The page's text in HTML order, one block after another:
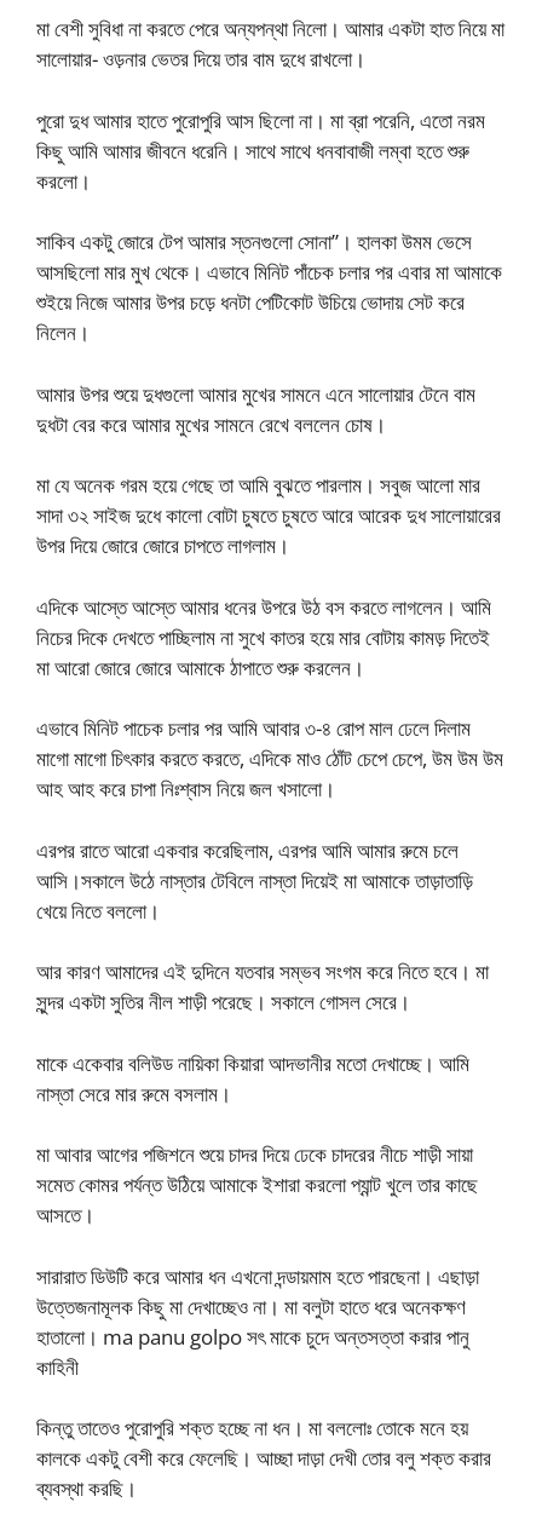
মা বেশী সুবিধা না করতে পেরে অন্যপন্থা নিলো। আমার একটা হাত নিয়ে মা
সালোয়ার- ওড়নার ভেতর দিয়ে তার বাম দুধে রাখলো।
পুরো দুধ আমার হাতে পুরোপুরি আস ছিলো না। মা ব্রা পরেনি, এতো নরম
কিছু আমি আমার জীবনে ধরেনি। সাথে সাথে ধনবাবাজী লম্বা হতে শুরু
করলো।
সাকিব একটু জোরে টেপ আমার স্তনগুলো সোনা”। হালকা উমম ভেসে
আসছিলো মার মুখ থেকে। এভাবে মিনিট পাঁচেক চলার পর এবার মা আমাকে
শুইয়ে নিজে আমার উপর চড়ে ধনটা পেটিকোট উচিয়ে ভোদায় সেট করে
নিলেন।
আমার উপর শুয়ে দুধগুলো আমার মুখের সামনে এনে সালোয়ার টেনে বাম
দুধটা বের করে আমার মুখের সামনে রেখে বললেন চোষ।
মা যে অনেক গরম হয়ে গেছে তা আমি বুঝতে পারলাম। সবুজ আলো মার
সাদা ৩২ সাইজ দুধে কালো বোটা চুষতে চুষতে আরে আরেক দুধ সালোয়ারের
উপর দিয়ে জোরে জোরে চাপতে লাগলাম।
এদিকে আস্তে আস্তে আমার ধনের উপরে উঠ বস করতে লাগলেন। আমি
নিচের দিকে দেখতে পাচ্ছিলাম না সুখে কাতর হয়ে মার বোটায় কামড় দিতেই
মা আরো জোরে জোরে আমাকে ঠাপাতে শুরু করলেন।
এভাবে মিনিট পাচেক চলার পর আমি আবার ৩-৪ রোপ মাল ঢেলে দিলাম
মাগো মাগো চিৎকার করতে করতে, এদিকে মাও ঠোঁট চেপে চেপে, উম উম উম
আহ আহ করে চাপা নিঃশ্বাস নিয়ে জল খসালো।
এরপর রাতে আরো একবার করেছিলাম, এরপর আমি আমার রুমে চলে
আসি।সকালে উঠে নাস্তার টেবিলে নাস্তা দিয়েই মা আমাকে তাড়াতাড়ি
খেয়ে নিতে বললো।
আর কারণ আমাদের এই দুদিনে যতবার সম্ভব সংগম করে নিতে হবে। মা
সুন্দর একটা সুতির নীল শাড়ী পরেছে। সকালে গোসল সেরে।
মাকে একেবার বলিউড নায়িকা কিয়ারা আদভানীর মতো দেখাচ্ছে। আমি
নাস্তা সেরে মার রুমে বসলাম।
মা আবার আগের পজিশনে শুয়ে চাদর দিয়ে ঢেকে চাদরের নীচে শাড়ী সায়া
সমেত কোমর পর্যন্ত উঠিয়ে আমাকে ইশারা করলো প্যান্ট খুলে তার কাছে
আসতে।
সারারাত ডিউটি করে আমার ধন এখনো দন্ডায়মাম হতে পারছেনা। এছাড়া
উত্তেজনামূলক কিছু মা দেখাচ্ছেও না। মা বলুটা হাতে ধরে অনেকক্ষণ
হাতালো। ma panu golpo সৎ মাকে চুদে অন্তসত্তা করার পানু
কাহিনী
কিন্তু তাতেও পুরোপুরি শক্ত হচ্ছে না ধন। মা বললোঃ তোকে মনে হয়
কালকে একটু বেশী করে ফেলেছি। আচ্ছা দাড়া দেখী তোর বলু শক্ত করার
ব্যবস্থা করছি।